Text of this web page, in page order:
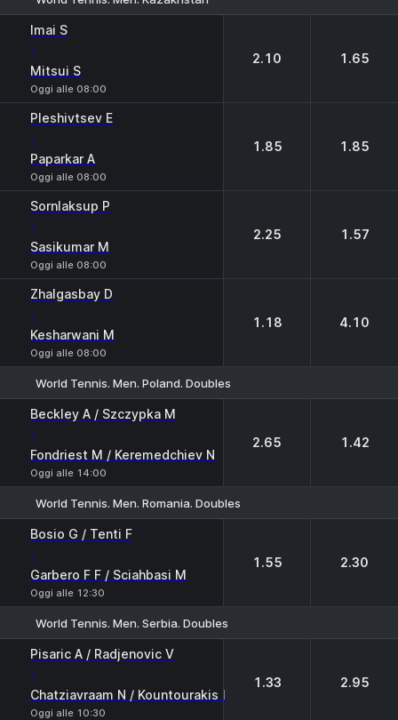
Imai S
-
Mitsui S
Oggi alle 08:00
2.10 1.65
Pleshivtsev E
-
Paparkar A
Oggi alle 08:00
1.85 1.85
Sornlaksup P
-
Sasikumar M
Oggi alle 08:00
2.25 1.57
Zhalgasbay D
-
Kesharwani M
Oggi alle 08:00
1.18 4.10
World Tennis. Men. Poland. Doubles
Beckley A / Szczypka M
-
Fondriest M / Keremedchiev N
Oggi alle 14:00
2.65 1.42
World Tennis. Men. Romania. Doubles
Bosio G / Tenti F
-
Garbero F F / Sciahbasi M
Oggi alle 12:30
1.55 2.30
World Tennis. Men. Serbia. Doubles
Pisaric A / Radjenovic V
-
Chatziavraam N / Kountourakis I
Oggi alle 10:30
1.33 2.95